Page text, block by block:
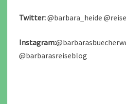
Twitter:@barbara_heide
Instagram:
@barbarasreiseblog